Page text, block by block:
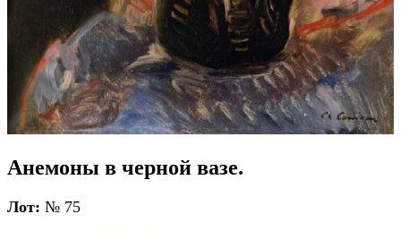
Анемоны в черной вазе.
Лот: № 75